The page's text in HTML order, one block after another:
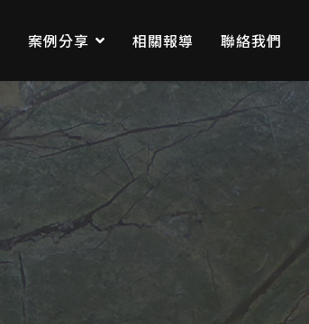
案例分享 相關報導 聯絡我們